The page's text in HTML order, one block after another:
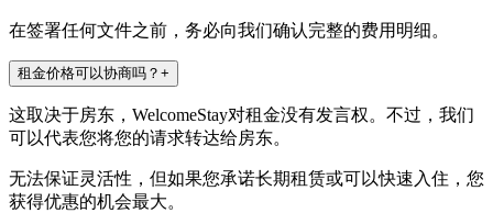
在签署任何文件之前，务必向我们确认完整的费用明细。
租金价格可以协商吗？ +
这取决于房东，WelcomeStay对租金没有发言权。不过，我们
可以代表您将您的请求转达给房东。
无法保证灵活性，但如果您承诺长期租赁或可以快速入住，您
获得优惠的机会最大。